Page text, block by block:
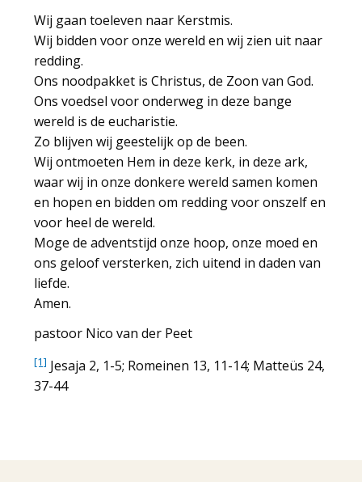
Wij gaan toeleven naar Kerstmis.
Wij bidden voor onze wereld en wij zien uit naar
redding.
Ons noodpakket is Christus, de Zoon van God.
Ons voedsel voor onderweg in deze bange
wereld is de eucharistie.
Zo blijven wij geestelijk op de been.
Wij ontmoeten Hem in deze kerk, in deze ark,
waar wij in onze donkere wereld samen komen
en hopen en bidden om redding voor onszelf en
voor heel de wereld.
Moge de adventstijd onze hoop, onze moed en
ons geloof versterken, zich uitend in daden van
liefde.
Amen.
pastoor Nico van der Peet
[1] Jesaja 2, 1-5; Romeinen 13, 11-14; Matteüs 24,
37-44